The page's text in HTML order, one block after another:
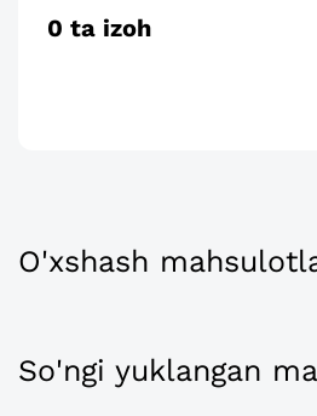
0 ta izoh
O'xshash
So'ngi yuklangan